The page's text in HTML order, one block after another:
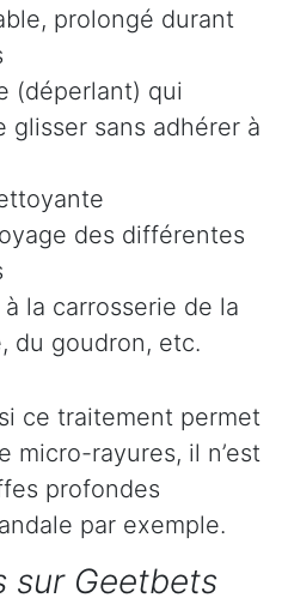
prolongé durant
(déperlant) qui
glisser sans adhérer à
des différentes
à la carrosserie de la
du goudron, etc.
ce traitement permet
micro-rayures, il n’est
profondes
par exemple.
sur Geetbets